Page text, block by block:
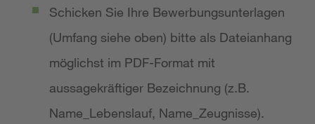
Schicken Sie Ihre Bewerbungsunterlagen
(Umfang siehe oben) bitte als Dateianhang
möglichst im PDF-Format mit
aussagekräftiger Bezeichnung (z.B.
Name_Lebenslauf, Name_Zeugnisse).